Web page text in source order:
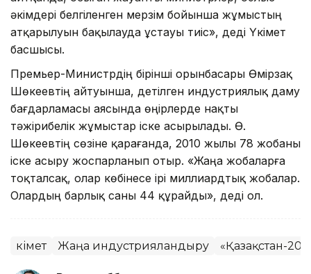
әкімдері белгіленген мерзім бойынша жұмыстың
атқарылуын бақылауда ұстауы тиіс», деді Үкімет
басшысы.
Премьер-Министрдің бірінші орынбасары Өмірзақ
Шөкеевтің айтуынша, үдетілген индустриялық даму
бағдарламасы аясында өңірлерде нақты
тәжірибелік жұмыстар іске асырылады. Ө.
Шөкеевтің сөзіне қарағанда, 2010 жылы 78 жобаны
іске асыру жоспарланып отыр. «Жаңа жобаларға
тоқталсақ, олар көбінесе ірі миллиардтық жобалар.
Олардың барлық саны 44 құрайды», деді ол.
Үкімет Жаңа индустрияландыру «Қазақстан-